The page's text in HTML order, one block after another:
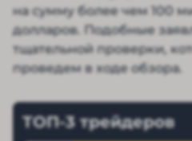
на сумму более чем 100
долларов. Подобные
тщательной проверки,
проведем в ходе обзора.
ТОП-3 трейдеров